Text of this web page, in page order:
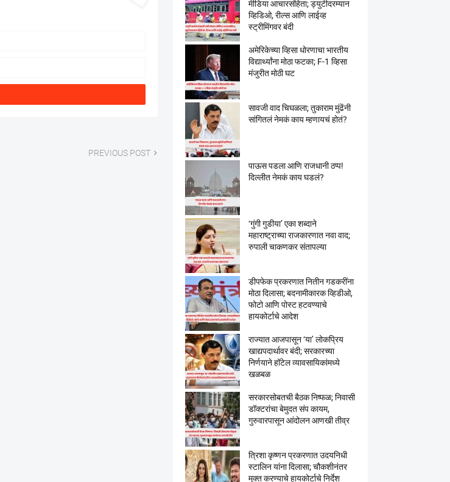
PREVIOUS POST
मीडिया आचारसंहिता; ड्युटीदरम्यान
व्हिडिओ, रील्स आणि लाईव्ह
स्ट्रीमिंगवर बंदी
अमेरिकेच्या व्हिसा धोरणाचा भारतीय
विद्यार्थ्यांना मोठा फटका; F-1 व्हिसा
मंजुरीत मोठी घट
सावजी वाद चिघळला; तुकाराम मुंढेंनी
सांगितलं नेमकं काय म्हणायचं होतं?
पाऊस पडला आणि राजधानी ठप्प!
दिल्लीत नेमकं काय घडलं?
‘गुंगी गुडीया’ एका शब्दाने
महाराष्ट्राच्या राजकारणात नवा वाद;
रुपाली चाकणकर संतापल्या
डीपफेक प्रकरणात नितीन गडकरींना
मोठा दिलासा; बदनामीकारक व्हिडीओ,
फोटो आणि पोस्ट हटवण्याचे
हायकोर्टाचे आदेश
राज्यात आजपासून ‘या’ लोकप्रिय
खाद्यपदार्थावर बंदी; सरकारच्या
निर्णयाने हॉटेल व्यावसायिकांमध्ये
खळबळ
सरकारसोबतची बैठक निष्फळ; निवासी
डॉक्टरांचा बेमुदत संप कायम,
गुरुवारपासून आंदोलन आणखी तीव्र
त्रिशा कृष्णन प्रकरणात उदयनिधी
स्टालिन यांना दिलासा; चौकशीनंतर
मुक्त करण्याचे हायकोर्टाचे निर्देश